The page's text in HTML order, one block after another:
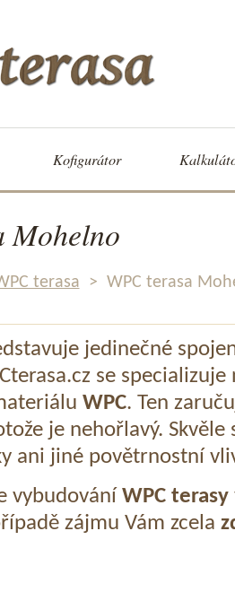
Kofigurátor
Mohelno
terasa > WPC terasa
jedinečné
se specializuje
WPC. Ten
je nehořlavý.
ani jiné povětrnostní
vybudování WPC terasy
zájmu Vám zcela